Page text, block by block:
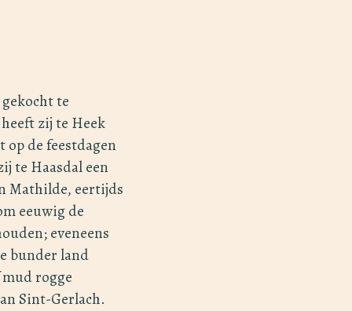
te
zij te Heek
de feestdagen
te Haasdal een
Mathilde, eertijds
eeuwig de
eveneens
bunder land
rogge
Sint-Gerlach.